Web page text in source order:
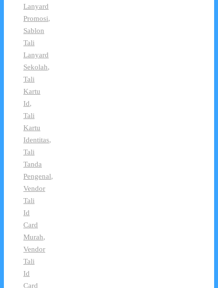
Lanyard
Promosi,
Sablon
Tali
Lanyard
Sekolah,
Tali
Kartu
Id,
Tali
Kartu
Identitas,
Tali
Tanda
Pengenal,
Vendor
Tali
Id
Card
Murah,
Vendor
Tali
Id
Card